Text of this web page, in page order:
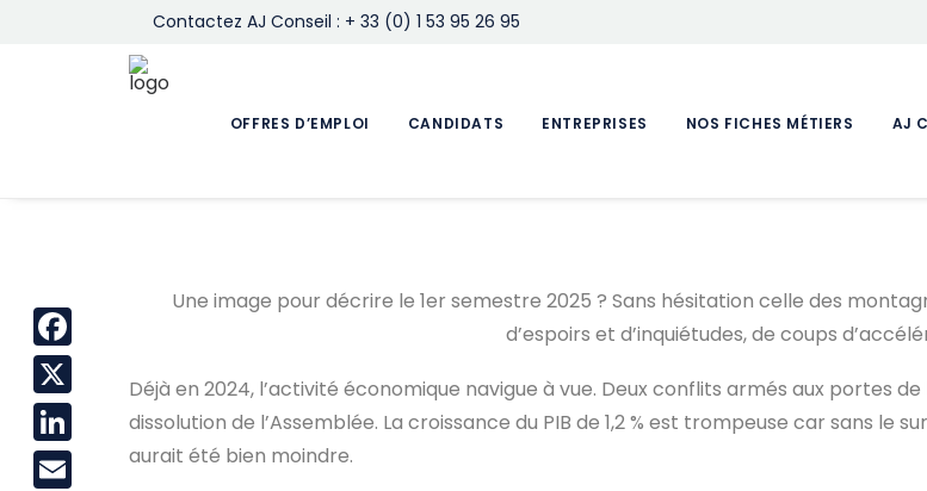
Contactez AJ Conseil : + 33 (0) 1 53 95 26 95
OFFRES D’EMPLOI CANDIDATS ENTREPRISES NOS FICHES MÉTIERS AJ
Une image pour décrire le 1er semestre 2025 ? Sans hésitation celle des
d’espoirs et d’inquiétudes, de coups
Déjà en 2024, l’activité économique navigue à vue. Deux conflits armés aux portes
dissolution de l’Assemblée. La croissance du PIB de 1,2 % est trompeuse car sans le
aurait été bien moindre.
Facebook
X
LinkedIn